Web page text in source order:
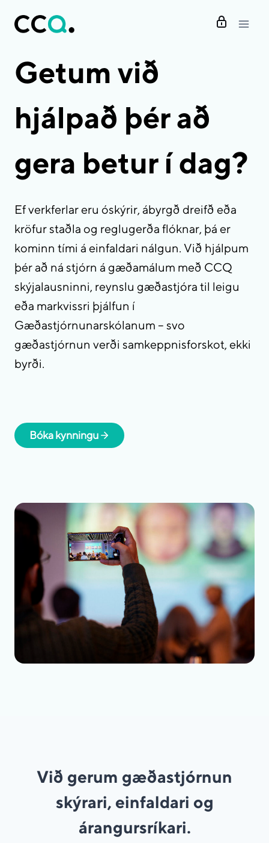
Getum við
hjálpað þér að
gera betur í dag?
Ef verkferlar eru óskýrir, ábyrgð dreifð eða
kröfur staðla og reglugerða flóknar, þá er
kominn tími á einfaldari nálgun. Við hjálpum
þér að ná stjórn á gæðamálum með CCQ
skýjalausninni, reynslu gæðastjóra til leigu
eða markvissri þjálfun í
Gæðastjórnunarskólanum – svo
gæðastjórnun verði samkeppnisforskot, ekki
byrði.
Bóka kynningu
Við gerum gæðastjórnun
skýrari, einfaldari og
árangursríkari.